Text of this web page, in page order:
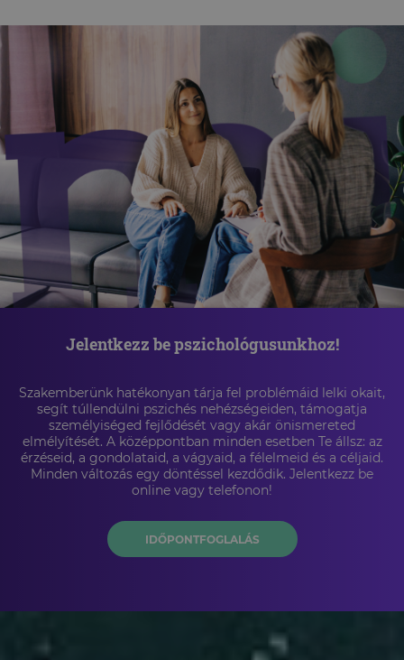
Jelentkezz be pszichológusunkhoz!
Szakemberünk hatékonyan tárja fel problémáid lelki okait,
segít túllendülni pszichés nehézségeiden, támogatja
személyiséged fejlődését vagy akár önismereted
elmélyítését. A középpontban minden esetben Te állsz: az
érzéseid, a gondolataid, a vágyaid, a félelmeid és a céljaid.
Minden változás egy döntéssel kezdődik. Jelentkezz be
online vagy telefonon!
IDŐPONTFOGLALÁS